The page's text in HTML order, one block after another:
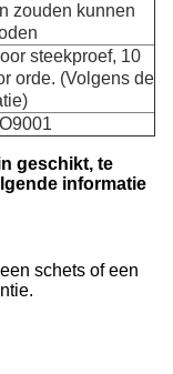
zouden kunnen
steekproef, 10
orde. (Volgens de
geschikt, te
informatie
schets of een